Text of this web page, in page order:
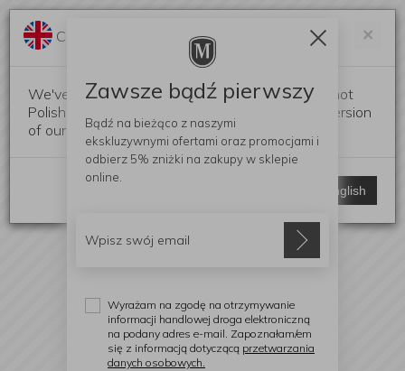
×
Change language?
We've detected that your browser language is not
Polish. Would you like to switch to the English version
of our website?
Switch to English
Zawsze bądź pierwszy
Bądź na bieżąco z naszymi
ekskluzywnymi ofertami oraz promocjami i
odbierz 5% zniżki na zakupy w sklepie
online.
Wyrażam na zgodę na otrzymywanie
informacji handlowej droga elektroniczną
na podany adres e-mail. Zapoznałam/em
się z informacją dotyczącą przetwarzania
danych osobowych.